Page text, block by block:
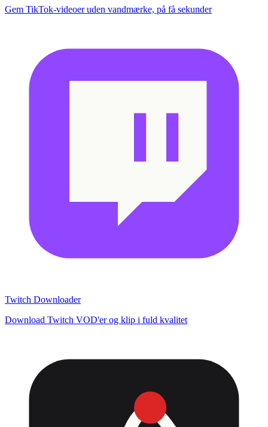
Gem TikTok-videoer uden vandmærke, på få sekunder
Twitch Downloader
Download Twitch VOD'er og klip i fuld kvalitet